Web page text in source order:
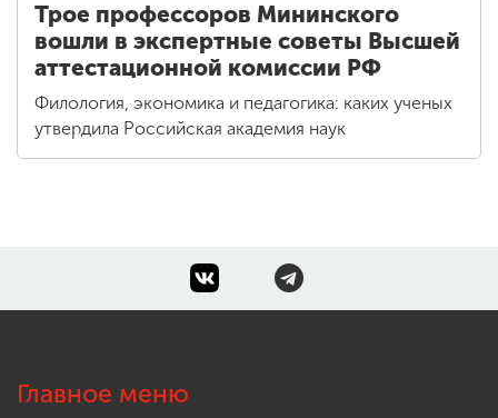
Трое профессоров Мининского
вошли в экспертные советы Высшей
аттестационной комиссии РФ
Филология, экономика и педагогика: каких ученых
утвердила Российская академия наук
Главное меню